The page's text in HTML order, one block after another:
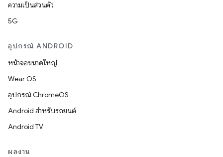
ความเป็นส่วนตัว
5G
อุปกรณ์ ANDROID
หน้าจอขนาดใหญ่
Wear OS
อุปกรณ์ ChromeOS
Android สำหรับรถยนต์
Android TV
ผลงาน